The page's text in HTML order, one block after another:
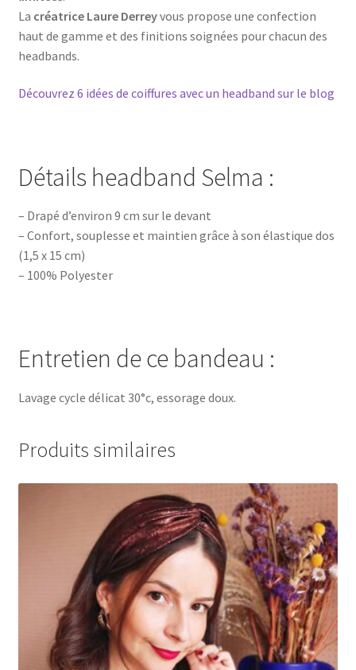
La créatrice Laure Derreyvous propose une confection
haut de gamme et des finitions soignées pour chacun des
headbands.
Découvrez 6 idées de coiffures avec un headband sur le blog
Détails headband Selma :
– Drapé d’environ 9 cm sur le devant
– Confort, souplesse et maintien grâce à son élastique dos
(1,5 x 15 cm)
– 100% Polyester
Entretien de ce bandeau :
Lavage cycle délicat 30°c, essorage doux.
Produits similaires